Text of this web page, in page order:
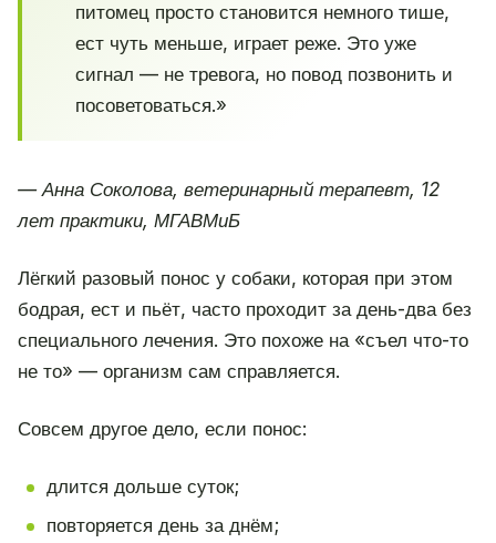
питомец просто становится немного тише,
ест чуть меньше, играет реже. Это уже
сигнал — не тревога, но повод позвонить и
посоветоваться.»
— Анна Соколова, ветеринарный терапевт, 12
лет практики, МГАВМиБ
Лёгкий разовый понос у собаки, которая при этом
бодрая, ест и пьёт, часто проходит за день-два без
специального лечения. Это похоже на «съел что-то
не то» — организм сам справляется.
Совсем другое дело, если понос:
длится дольше суток;
повторяется день за днём;